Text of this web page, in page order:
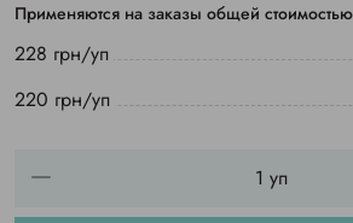
Применяются на заказы общей
228 грн/уп
220 грн/уп